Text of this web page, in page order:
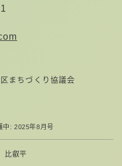
まちづくり協議会
中: 2025年8月号
比叡平